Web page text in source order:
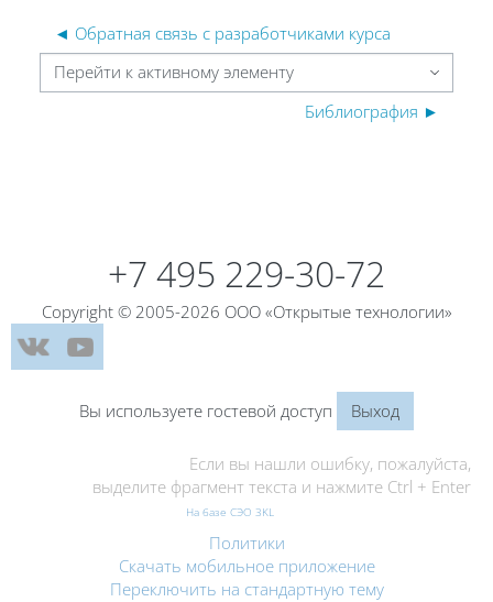
◄ Обратная связь с разработчиками курса
Перейти к активному элементу
Библиография ►
+7 495 229-30-72
Copyright © 2005-2026 ООО «Открытые технологии»
Вы используете гостевой доступ Выход
Если вы нашли ошибку, пожалуйста,
выделите фрагмент текста и нажмите Ctrl + Enter
На базе СЭО 3KL
Политики
Скачать мобильное приложение
Переключить на стандартную тему